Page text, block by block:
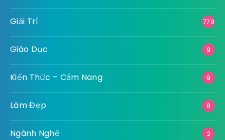
Giải Trí 779
Giáo Dục 9
Kiến Thức – Cẩm Nang 9
Làm Đẹp 8
Ngành Nghề 2